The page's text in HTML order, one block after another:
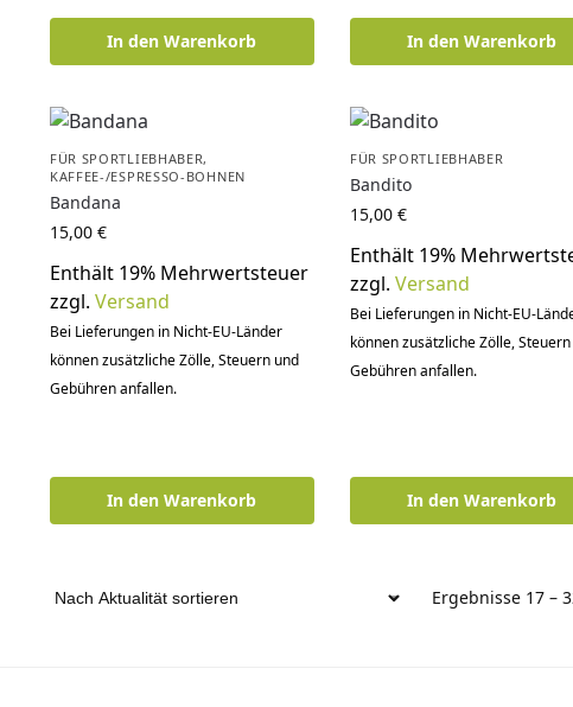
In den Warenkorb In den Warenkorb
FÜR SPORTLIEBHABER,
KAFFEE-/ESPRESSO-BOHNEN
Bandana
15,00 €
Enthält 19% Mehrwertsteuer
zzgl. Versand
Bei Lieferungen in Nicht-EU-Länder
können zusätzliche Zölle, Steuern und
Gebühren anfallen.
In den Warenkorb
FÜR SPORTLIEBHABER
Bandito
15,00 €
Enthält 19%
zzgl. Versand
Bei Lieferungen in Nicht-EU-
können zusätzliche Zölle,
Gebühren anfallen.
In den Warenkorb
Ergebnisse 17 –